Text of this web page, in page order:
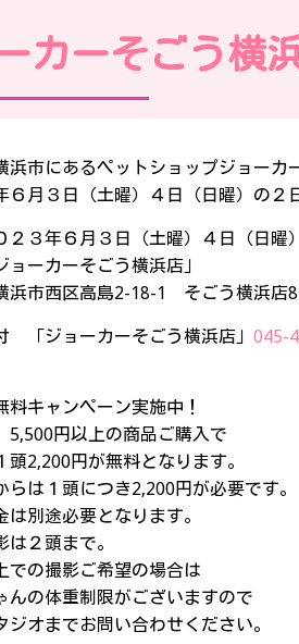
カーそごう横
浜市にあるペットショップジョーカ
６月３日（土曜）４日（日曜）の２
３年６月３日（土曜）４日（日曜
ーカーそごう横浜店」
浜市西区高島2-18-1 そごう横浜店
「ジョーカーそごう横浜店」 045-
料キャンペーン実施中！
円以上の商品ご購入で
2,200円が無料となります。
は１頭につき2,200円が必要です。
は別途必要となります。
は２頭まで。
の撮影ご希望の場合は
の体重制限がございますので
オまでお問い合わせください。